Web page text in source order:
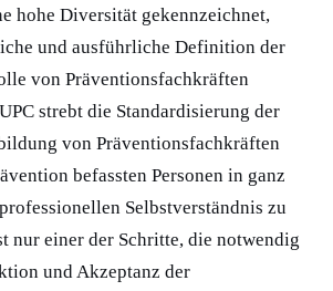
hohe Diversität gekennzeichnet,
und ausführliche Definition der
von Präventionsfachkräften
strebt die Standardisierung der
von Präventionsfachkräften
befassten Personen in ganz
Selbstverständnis zu
nur einer der Schritte, die notwendig
und Akzeptanz der